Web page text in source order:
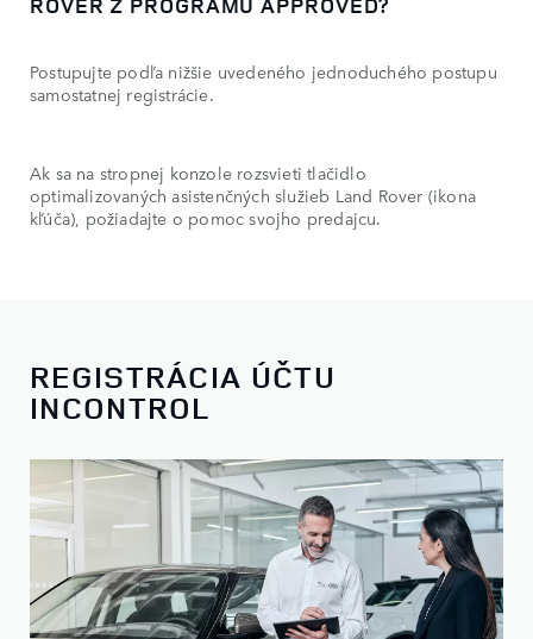
Postupujte podľa nižšie uvedeného jednoduchého postupu
samostatnej registrácie.
Ak sa na stropnej konzole rozsvieti tlačidlo
optimalizovaných asistenčných služieb Land Rover (ikona
kľúča), požiadajte o pomoc svojho predajcu.
REGISTRÁCIA ÚČTU
INCONTROL